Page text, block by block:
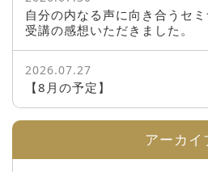
自分の内なる声に向き合うセミ
受講の感想いただきました。
2026.07.27
【8月の予定】
アーカイ